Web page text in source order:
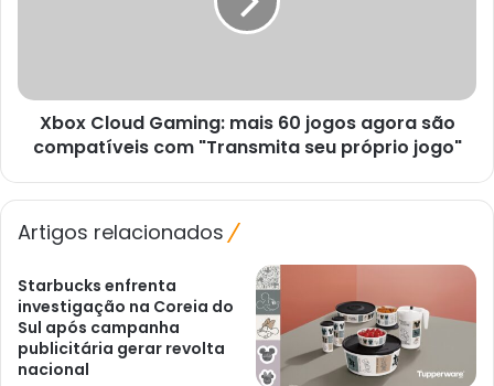
compatíveis
com
"Transmita
Xbox Cloud Gaming: mais 60 jogos agora são
compatíveis com "Transmita seu próprio jogo"
Artigos relacionados
Starbucks enfrenta
investigação na Coreia do
Sul após campanha
publicitária gerar revolta
nacional